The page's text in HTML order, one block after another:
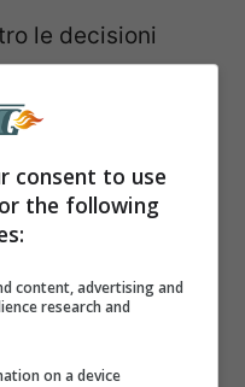
le decisioni
Vegas. In
sfasciata a
non era fissato
effettuare a
la tragedia è
del figlio
consent to use
the following
content, advertising and
research and
on a device